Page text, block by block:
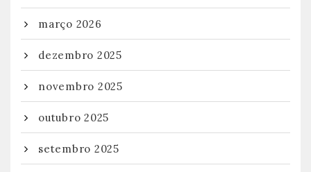
março 2026
dezembro 2025
novembro 2025
outubro 2025
setembro 2025